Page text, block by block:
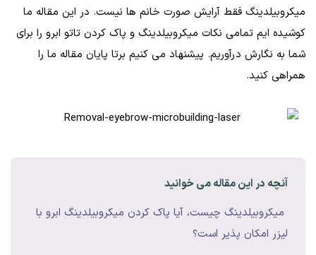
میکروبیلدینگ فقط آرایش صورت خانم ها نیست. در این مقاله ما
کوشیده ایم تمامی نکات میکروبیلدینگ و پاک کردن تاتو ابرو را برای
شما به نگارش درآوریم. پیشنهاد می کنیم برتا پایان مقاله ما را
همراهی کنید.
آنچه در این مقاله می خوانید
میکروبیلدینگ چیست، آیا پاک کردن میکروبیلدینگ ابرو با
لیزر امکان پذیر است؟